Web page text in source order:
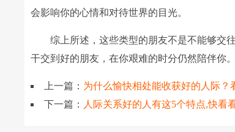
会影响你的心情和对待世界的目光。
综上所述，这些类型的朋友不是不能够交往
干交到好的朋友，在你艰难的时分仍然陪伴你。
上一篇： 为什么愉快相处能收获好的人际？
下一篇： 人际关系好的人有这5个特点,快看